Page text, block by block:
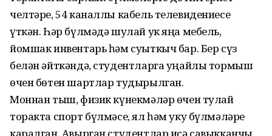
челтәре, 54 каналлы кабель телевидениесе
үткән. Һәр бүлмәдә шулай ук яңа мебель,
йомшак инвентарь һәм суыткыч бар. Бер сүз
белән әйткәндә, студентларга уңайлы тормыш
өчен бөтен шартлар тудырылган.
Моннан тыш, физик күнекмәләр өчен тулай
торакта спорт бүлмәсе, ял һәм уку бүлмәләре